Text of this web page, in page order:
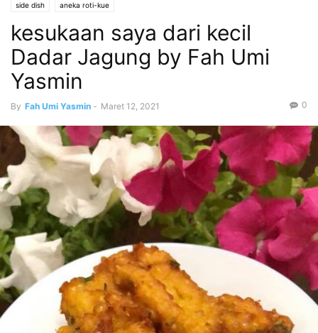
side dish aneka roti-kue
kesukaan saya dari kecil
Dadar Jagung by Fah Umi
Yasmin
By Fah Umi Yasmin - Maret 12, 2021 0